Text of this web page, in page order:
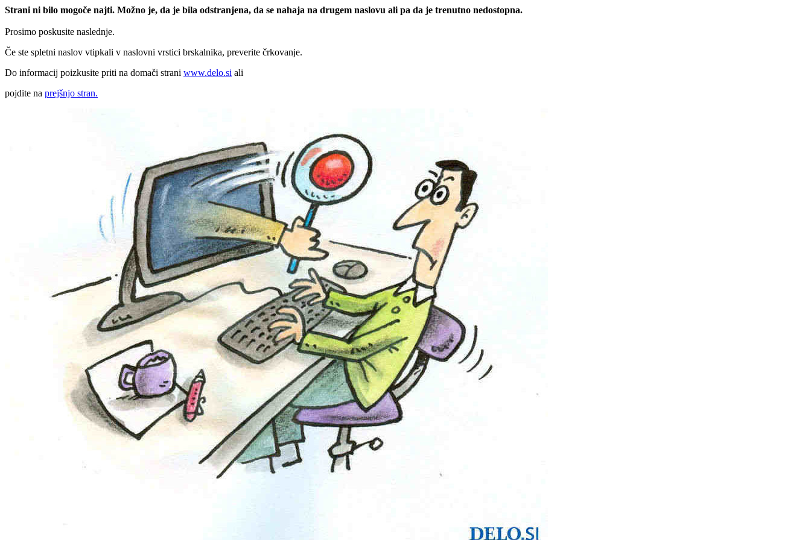
Strani ni bilo mogoče najti. Možno je, da je bila odstranjena, da se nahaja na drugem naslovu ali pa da je trenutno nedostopna.
Prosimo poskusite naslednje.
Če ste spletni naslov vtipkali v naslovni vrstici brskalnika, preverite črkovanje.
Do informacij poizkusite priti na domači strani www.delo.si ali
pojdite na prejšnjo stran.